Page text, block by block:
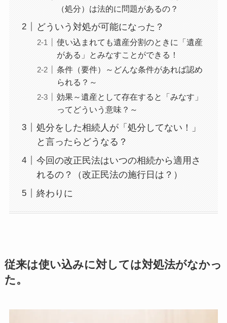
（処分）は法的に問題があるの？
どういう対処が可能になった？
使い込まれても遺産分割のときに「遺産
がある」とみなすことができる！
条件（要件）～どんな条件があれば認め
られる？～
効果～遺産として存在すると「みなす」
ってどういう意味？～
処分をした相続人が「処分してない！」
と言ったらどうなる？
今回の改正民法はいつの相続から適用さ
れるの？（改正民法の施行日は？）
終わりに
従来は使い込みに対しては対処法がなかっ
た。